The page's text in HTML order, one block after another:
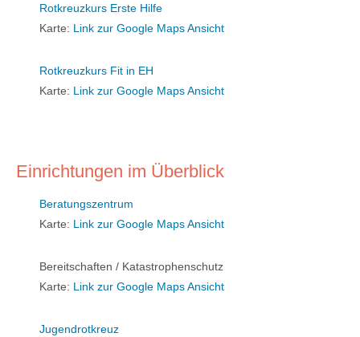
Rotkreuzkurs Erste Hilfe
Karte: Link zur Google Maps Ansicht
Rotkreuzkurs Fit in EH
Karte: Link zur Google Maps Ansicht
Einrichtungen im Überblick
Beratungszentrum
Karte: Link zur Google Maps Ansicht
Bereitschaften / Katastrophenschutz
Karte: Link zur Google Maps Ansicht
Jugendrotkreuz